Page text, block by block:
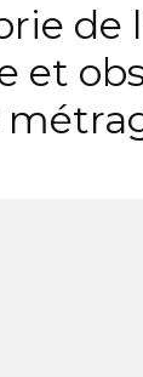
de
et